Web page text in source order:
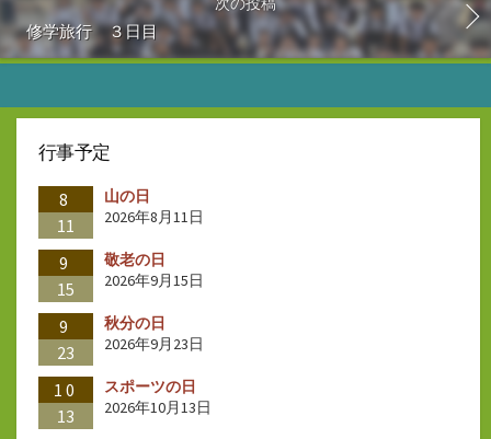
修学旅行 ３日目
行事予定
8
11
山の日
2026年8月11日
9
15
敬老の日
2026年9月15日
9
23
秋分の日
2026年9月23日
10
13
スポーツの日
2026年10月13日